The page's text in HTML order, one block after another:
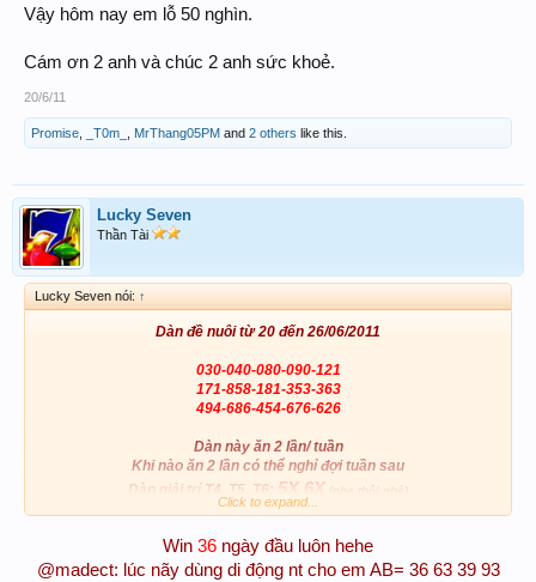
Vậy hôm nay em lỗ 50 nghìn.
Cám ơn 2 anh và chúc 2 anh sức khoẻ.
20/6/11
Promise _T0m_ MrThang05PM and 2 others like this.
Lucky Seven
Thần Tài
Lucky Seven nói: ↑
Dàn đề nuôi từ 20 đến 26/06/2011
030-040-080-090-121
171-858-181-353-363
494-686-454-676-626
Dàn này ăn 2 lần/ tuần
Khi nào ăn 2 lần có thể nghỉ đợi tuần sau
Dàn giải trí T4, T5, T6: 5X 6X (nhẹ thôi nhé)
Chúc ACE tuần mới nhiều thắng lợi
P/S: tuần này không chia được để đảm bảo an toàn
Click to expand...
Win 36 ngày đầu luôn hehe
@madect: lúc nãy dùng di động nt cho em AB= 36 63 39 93